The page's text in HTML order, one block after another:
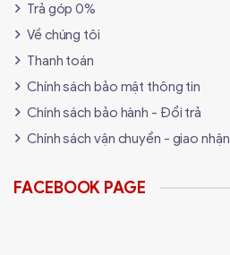
Trả góp 0%
Về chúng tôi
Thanh toán
Chính sách bảo mật thông tin
Chính sách bảo hành - Đổi trả
Chính sách vận chuyển - giao nhận
FACEBOOK PAGE